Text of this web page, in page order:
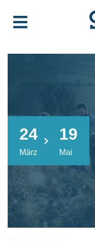
24
März
19
Mai